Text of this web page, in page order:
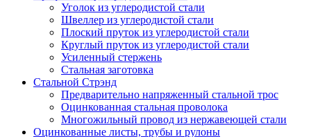
Уголок из углеродистой стали
Швеллер из углеродистой стали
Плоский пруток из углеродистой стали
Круглый пруток из углеродистой стали
Усиленный стержень
Стальная заготовка
Стальной Стрэнд
Предварительно напряженный стальной трос
Оцинкованная стальная проволока
Многожильный провод из нержавеющей стали
Оцинкованные листы, трубы и рулоны